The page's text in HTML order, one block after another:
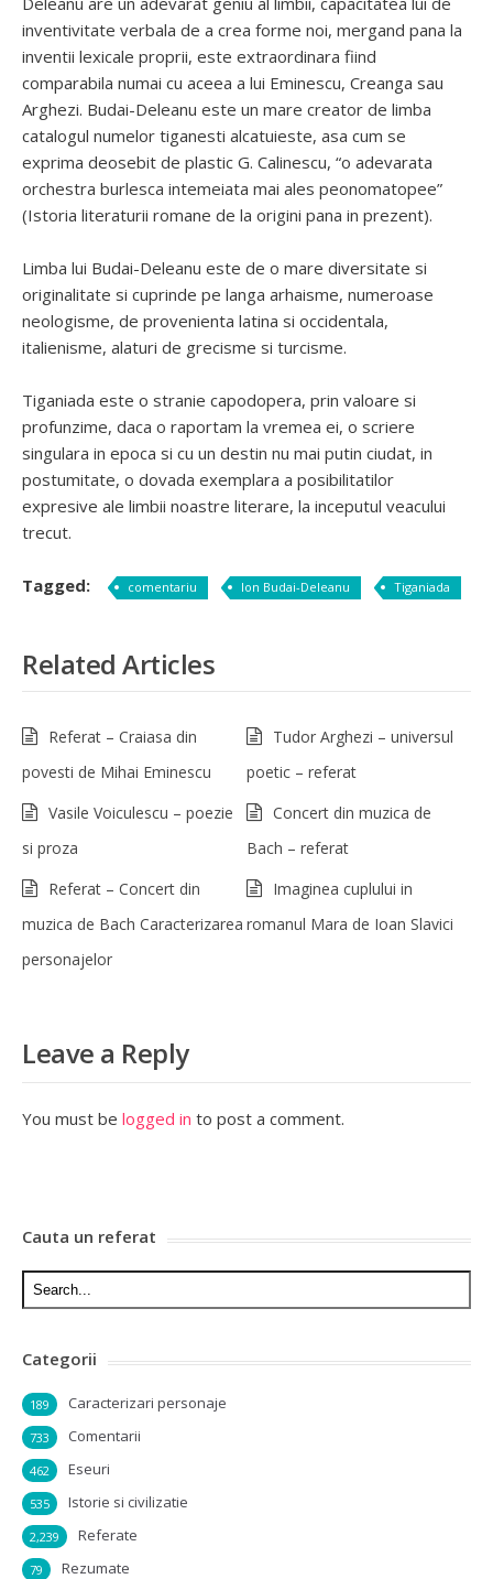
inventivitate verbala de a crea forme noi, mergand pana la
inventii lexicale proprii, este extraordinara fiind
comparabila numai cu aceea a lui Eminescu, Creanga sau
Arghezi. Budai-Deleanu este un mare creator de limba
catalogul numelor tiganesti alcatuieste, asa cum se
exprima deosebit de plastic G. Calinescu, “o adevarata
orchestra burlesca intemeiata mai ales peonomatopee”
(Istoria literaturii romane de la origini pana in prezent).
Limba lui Budai-Deleanu este de o mare diversitate si
originalitate si cuprinde pe langa arhaisme, numeroase
neologisme, de provenienta latina si occidentala,
italienisme, alaturi de grecisme si turcisme.
Tiganiada este o stranie capodopera, prin valoare si
profunzime, daca o raportam la vremea ei, o scriere
singulara in epoca si cu un destin nu mai putin ciudat, in
postumitate, o dovada exemplara a posibilitatilor
expresive ale limbii noastre literare, la inceputul veacului
trecut.
Tagged: comentariu Ion Budai-Deleanu Tiganiada
Related Articles
Referat – Craiasa din
povesti de Mihai Eminescu
Tudor Arghezi – universul
poetic – referat
Vasile Voiculescu – poezie
si proza
Concert din muzica de
Bach – referat
Referat – Concert din
muzica de Bach Caracterizarea
personajelor
Imaginea cuplului in
romanul Mara de Ioan Slavici
Leave a Reply
You must be logged in to post a comment.
Cauta un referat
Categorii
Caracterizari personaje
189
Comentarii
733
Eseuri
462
Istorie si civilizatie
535
Referate
2,239
Rezumate
79